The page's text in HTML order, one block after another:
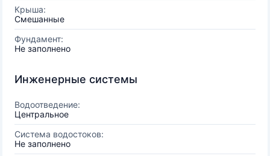
Крыша:
Смешанные
Фундамент:
Не заполнено
Инженерные системы
Водоотведение:
Центральное
Система водостоков:
Не заполнено